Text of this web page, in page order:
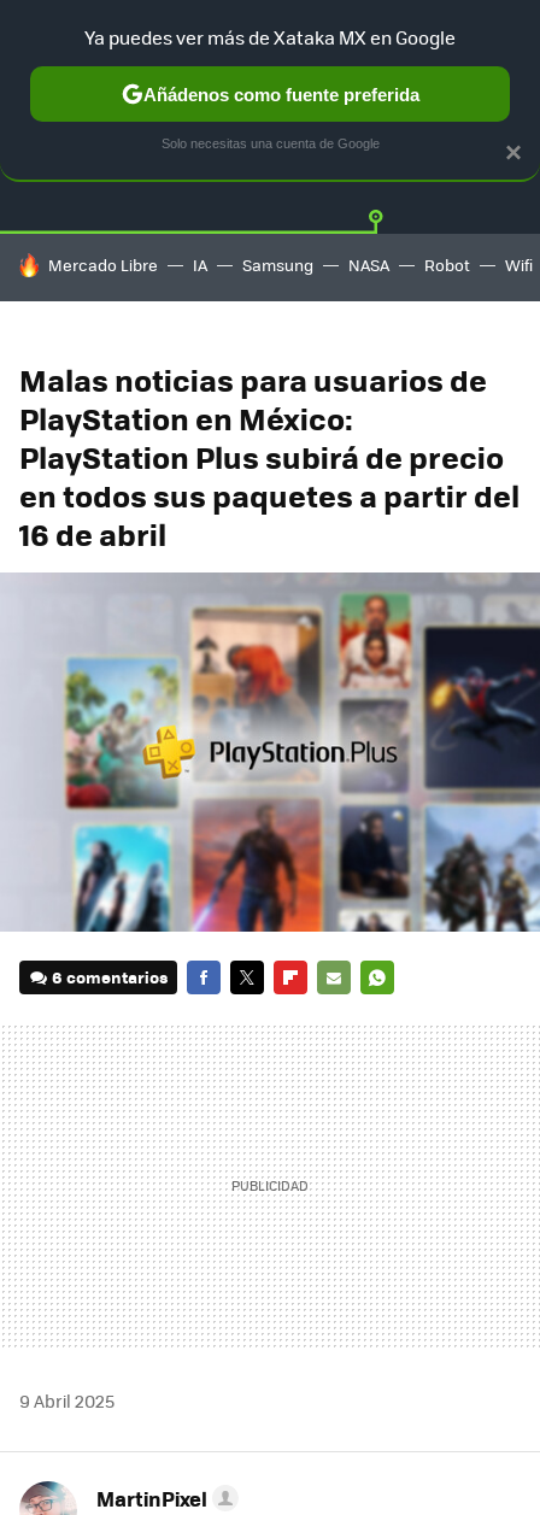
Twitter
HOY SE HABLA DE
Mercado Libre IA Samsung NASA Robot Wifi
Malas noticias para usuarios de
PlayStation en México:
PlayStation Plus subirá de precio
en todos sus paquetes a partir del
16 de abril
6 comentarios
MAIL
9 Abril 2025
MartinPixel
×
Ya puedes ver más de Xataka MX en Google
Añádenos como fuente preferida
Solo necesitas una cuenta de Google